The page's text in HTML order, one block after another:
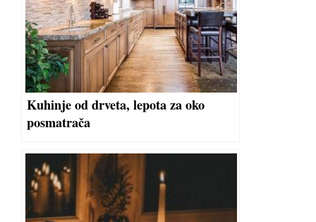
Kuhinje od drveta, lepota za oko
posmatrača